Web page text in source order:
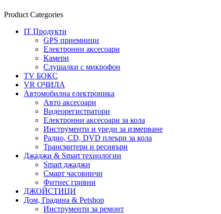
Product Categories
IT Продукти
GPS приемници
Електронни аксесоари
Камери
Слушалки с микрофон
TV БОКС
VR ОЧИЛА
Автомобилна електроника
Авто аксесоари
Видеорегистратори
Електронни аксесоари за кола
Инструменти и уреди за измерване
Радио, CD, DVD плеъри за кола
Трансмитери и ресивъри
Джаджи & Smart технологии
Smart джаджи
Смарт часовничи
Фитнес гривни
ДЖОЙСТИЦИ
Дом, Градина & Petshop
Инструменти за ремонт